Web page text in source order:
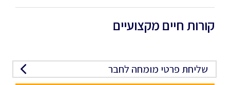
קורות חיים מקצועיים
שליחת פרטי מומחה לחבר